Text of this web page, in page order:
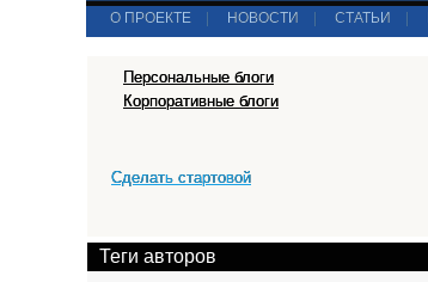
О ПРОЕКТЕ НОВОСТИ СТАТЬИ
Персональные блоги
Корпоративные блоги
Сделать стартовой
Теги авторов